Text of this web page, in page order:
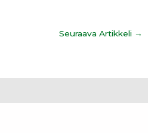
Seuraava Artikkeli →